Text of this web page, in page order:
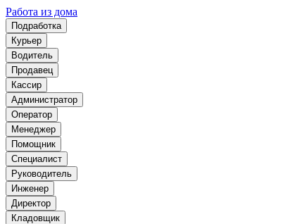
Работа из дома
Подработка
Курьер
Водитель
Продавец
Кассир
Администратор
Оператор
Менеджер
Помощник
Специалист
Руководитель
Инженер
Директор
Кладовщик